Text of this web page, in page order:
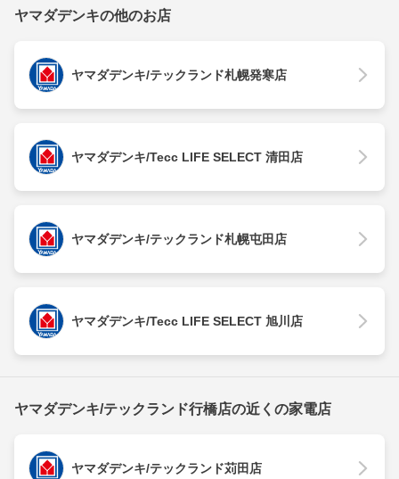
ヤマダデンキの他のお店
ヤマダデンキ/テックランド札幌発寒店
ヤマダデンキ/Tecc LIFE SELECT 清田店
ヤマダデンキ/テックランド札幌屯田店
ヤマダデンキ/Tecc LIFE SELECT 旭川店
ヤマダデンキ/テックランド行橋店の近くの家電店
ヤマダデンキ/テックランド苅田店